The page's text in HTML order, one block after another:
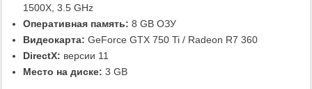
1500X, 3.5 GHz
Оперативная память: 8 GB ОЗУ
Видеокарта: GeForce GTX 750 Ti / Radeon R7 360
DirectX: версии 11
Место на диске: 3 GB